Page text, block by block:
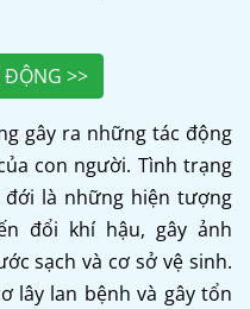
ĐỘNG >>
gây ra những tác động
con người. Tình trạng
là những hiện tượng
đổi khí hậu, gây ảnh
sạch và cơ sở vệ sinh.
lây lan bệnh và gây tổn